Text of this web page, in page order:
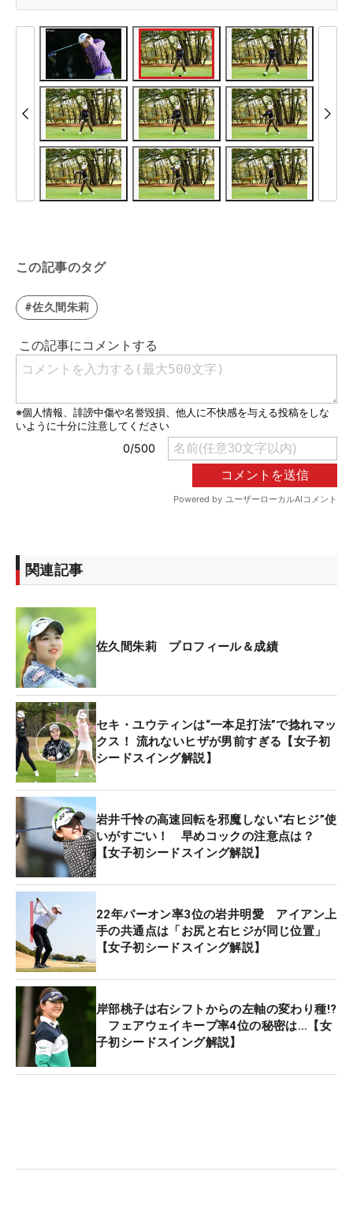
この記事のタグ
#佐久間朱莉
関連記事
佐久間朱莉 プロフィール＆成績
セキ・ユウティンは“一本足打法”で捻れマッ
クス！ 流れないヒザが男前すぎる【女子初
シードスイング解説】
岩井千怜の高速回転を邪魔しない“右ヒジ”使
いがすごい！ 早めコックの注意点は？
【女子初シードスイング解説】
22年パーオン率3位の岩井明愛 アイアン上
手の共通点は「お尻と右ヒジが同じ位置」
【女子初シードスイング解説】
岸部桃子は右シフトからの左軸の変わり種!?
フェアウェイキープ率4位の秘密は…【女
子初シードスイング解説】